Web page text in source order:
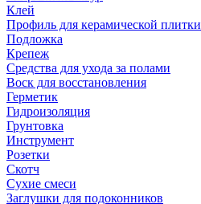
Клей
Профиль для керамической плитки
Подложка
Крепеж
Средства для ухода за полами
Воск для восстановления
Герметик
Гидроизоляция
Грунтовка
Инструмент
Розетки
Скотч
Сухие смеси
Заглушки для подоконников